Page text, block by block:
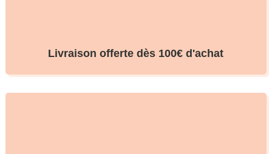
Livraison offerte dès 100€ d'achat